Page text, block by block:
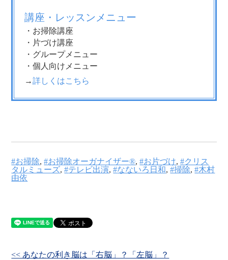
講座・レッスンメニュー
・お掃除講座
・片づけ講座
・グループメニュー
・個人向けメニュー
→詳しくはこちら
お掃除, お掃除オーガナイザー®, お片づけ, クリス
タルミューズ, テレビ出演, なないろ日和, 掃除, 木村
由依
<< あなたの利き脳は「右脳」？「左脳」？